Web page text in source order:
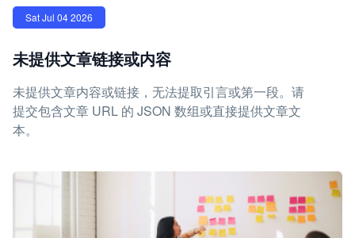
Sat Jul 04 2026
未提供文章链接或内容
未提供文章内容或链接，无法提取引言或第一段。请
提交包含文章 URL 的 JSON 数组或直接提供文章文
本。